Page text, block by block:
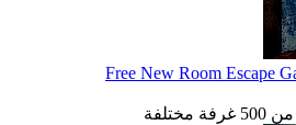
501 Free New Room